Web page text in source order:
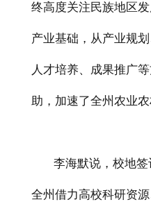
终高度关注民族地区
产业基础，从产业规
人才培养、成果推广
助，加速了全州农业农
李海默说，校地
全州借力高校科研资